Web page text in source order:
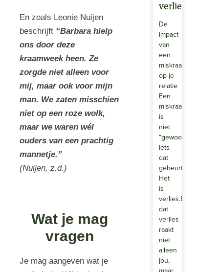
En zoals Leonie Nuijen
beschrijft “Barbara hielp
ons door deze
kraamweek heen. Ze
zorgde niet alleen voor
mij, maar ook voor mijn
man. We zaten misschien
niet op een roze wolk,
maar we waren wél
ouders van een prachtig
mannetje.”
(Nuijen, z.d.)
Wat je mag
vragen
Je mag aangeven wat je
verlies
De
impact
van
een
miskraam
op je
relatie
Een
miskraam
is
niet
“gewoon
iets
dat
gebeurt”.
Het
is
verlies.En
dat
verlies
raakt
niet
alleen
jou,